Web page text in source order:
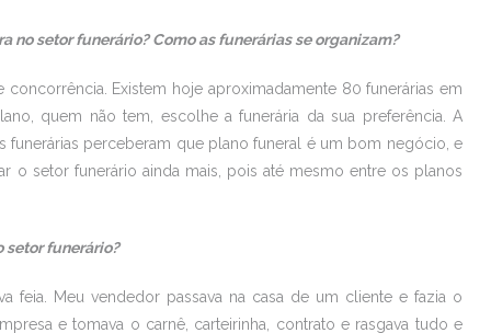
setor funerário? Como as funerárias se organizam?
Existem hoje aproximadamente 80 funerárias em
quem não tem, escolhe a funerária da sua preferência. A
perceberam que plano funeral é um bom negócio, e
o setor funerário ainda mais, pois até mesmo entre os planos
setor funerário?
feia. Meu vendedor passava na casa de um cliente e fazia o
e tomava o carnê, carteirinha, contrato e rasgava tudo e